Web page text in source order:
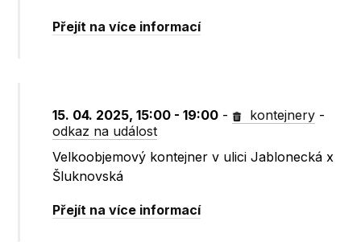
Přejít na více informací
15. 04. 2025, 15:00 - 19:00 - kontejnery -
odkaz na událost
Velkoobjemový kontejner v ulici Jablonecká x
Šluknovská
Přejít na více informací